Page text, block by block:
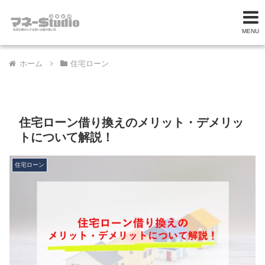
MENU
ホーム 住宅ローン
住宅ローン借り換えのメリット・デメリッ
トについて解説！
住宅ローン